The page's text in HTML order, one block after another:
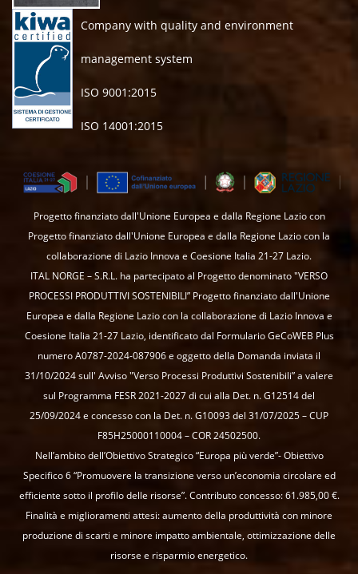
Company with quality and environment
management system
ISO 9001:2015
ISO 14001:2015
Progetto finanziato dall'Unione Europea e dalla Regione Lazio con
Progetto finanziato dall'Unione Europea e dalla Regione Lazio con la
collaborazione di Lazio Innova e Coesione Italia 21-27 Lazio.
ITAL NORGE – S.R.L. ha partecipato al Progetto denominato "VERSO
PROCESSI PRODUTTIVI SOSTENIBILI” Progetto finanziato dall'Unione
Europea e dalla Regione Lazio con la collaborazione di Lazio Innova e
Coesione Italia 21-27 Lazio, identificato dal Formulario GeCoWEB Plus
numero A0787-2024-087906 e oggetto della Domanda inviata il
31/10/2024 sull' Avviso "Verso Processi Produttivi Sostenibili” a valere
sul Programma FESR 2021-2027 di cui alla Det. n. G12514 del
25/09/2024 e concesso con la Det. n. G10093 del 31/07/2025 – CUP
F85H25000110004 – COR 24502500.
Nell’ambito dell’Obiettivo Strategico “Europa più verde”- Obiettivo
Specifico 6 “Promuovere la transizione verso un’economia circolare ed
efficiente sotto il profilo delle risorse”. Contributo concesso: 61.985,00 €.
Finalità e miglioramenti attesi: aumento della produttività con minore
produzione di scarti e minore impatto ambientale, ottimizzazione delle
risorse e risparmio energetico.